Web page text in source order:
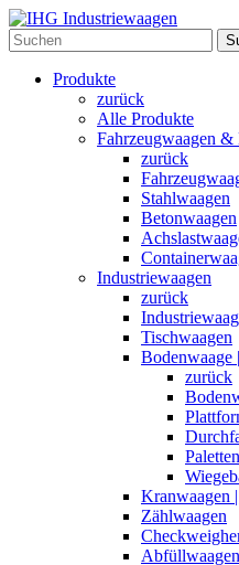
Produkte
zurück
Alle Produkte
Fahrzeugwaagen
zurück
Stahlwaagen
Betonwaagen
Industriewaagen
zurück
Tischwaagen
Bodenwaage
zurück
Kranwaagen
Zählwaagen